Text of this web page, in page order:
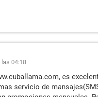
las 04:18
es
servicio de